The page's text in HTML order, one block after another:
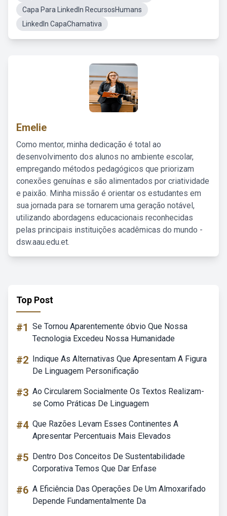
Capa Para LinkedIn RecursosHumans
LinkedIn CapaChamativa
Emelie
Como mentor, minha dedicação é total ao
desenvolvimento dos alunos no ambiente escolar,
empregando métodos pedagógicos que priorizam
conexões genuínas e são alimentados por criatividade
e paixão. Minha missão é orientar os estudantes em
sua jornada para se tornarem uma geração notável,
utilizando abordagens educacionais reconhecidas
pelas principais instituições acadêmicas do mundo -
dsw.aau.edu.et.
Top Post
#1 Se Tornou Aparentemente óbvio Que Nossa
Tecnologia Excedeu Nossa Humanidade
#2 Indique As Alternativas Que Apresentam A Figura
De Linguagem Personificação
#3 Ao Circularem Socialmente Os Textos Realizam-
se Como Práticas De Linguagem
#4 Que Razões Levam Esses Continentes A
Apresentar Percentuais Mais Elevados
#5 Dentro Dos Conceitos De Sustentabilidade
Corporativa Temos Que Dar Enfase
#6 A Eficiência Das Operações De Um Almoxarifado
Depende Fundamentalmente Da